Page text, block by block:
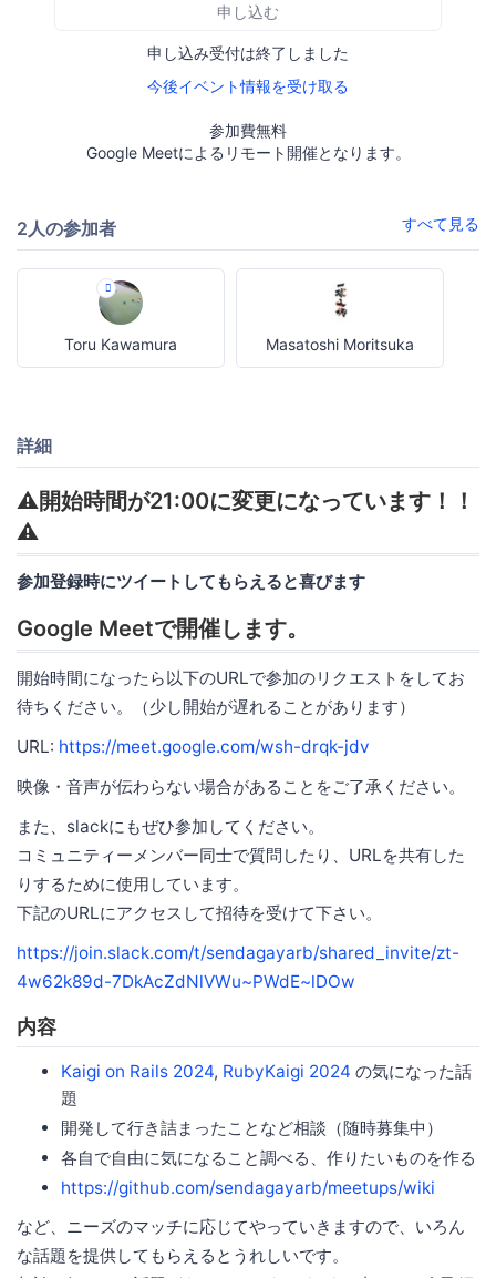
申し込む
申し込み受付は終了しました
今後イベント情報を受け取る
参加費無料
Google Meetによるリモート開催となります。
2人の参加者 すべて見る
Toru Kawamura Masatoshi Moritsuka
詳細
⚠️開始時間が21:00に変更になっています！！
⚠️
参加登録時にツイートしてもらえると喜びます
Google Meetで開催します。
開始時間になったら以下のURLで参加のリクエストをしてお
待ちください。（少し開始が遅れることがあります）
URL: https://meet.google.com/wsh-drqk-jdv
映像・音声が伝わらない場合があることをご了承ください。
また、slackにもぜひ参加してください。
コミュニティーメンバー同士で質問したり、URLを共有した
りするために使用しています。
下記のURLにアクセスして招待を受けて下さい。
https://join.slack.com/t/sendagayarb/shared_invite/zt-
4w62k89d-7DkAcZdNlVWu~PWdE~lDOw
内容
Kaigi on Rails 2024, RubyKaigi 2024 の気になった話
題
開発して行き詰まったことなど相談（随時募集中）
各自で自由に気になること調べる、作りたいものを作る
https://github.com/sendagayarb/meetups/wiki
など、ニーズのマッチに応じてやっていきますので、いろん
な話題を提供してもらえるとうれしいです。